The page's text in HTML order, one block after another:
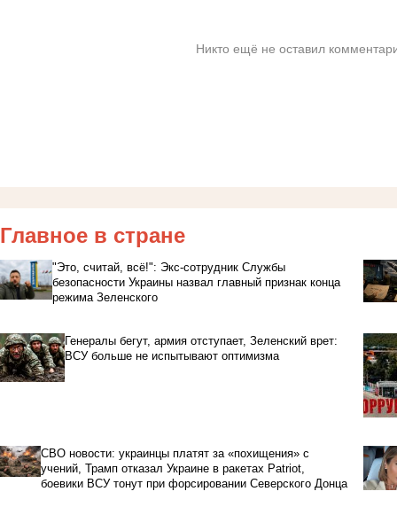
Никто ещё не оставил
Главное в стране
"Это, считай, всё!": Экс-сотрудник Службы
безопасности Украины назвал главный признак конца
режима Зеленского
Генералы бегут, армия отступает, Зеленский врет:
ВСУ больше не испытывают оптимизма
СВО новости: украинцы платят за «похищения» с
учений, Трамп отказал Украине в ракетах Patriot,
боевики ВСУ тонут при форсировании Северского Донца